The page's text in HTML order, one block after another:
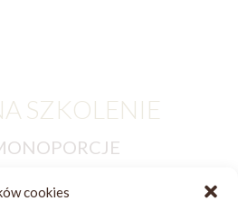
cookies
SZKOLENIE